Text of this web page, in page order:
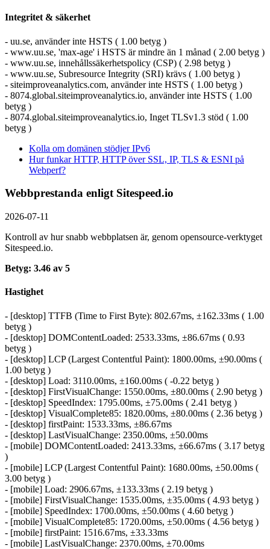
Integritet & säkerhet
- uu.se, använder inte HSTS ( 1.00 betyg )
- www.uu.se, 'max-age' i HSTS är mindre än 1 månad ( 2.00 betyg )
- www.uu.se, innehållssäkerhetspolicy (CSP) ( 2.98 betyg )
- www.uu.se, Subresource Integrity (SRI) krävs ( 1.00 betyg )
- siteimproveanalytics.com, använder inte HSTS ( 1.00 betyg )
- 8074.global.siteimproveanalytics.io, använder inte HSTS ( 1.00
betyg )
- 8074.global.siteimproveanalytics.io, Inget TLSv1.3 stöd ( 1.00
betyg )
Kolla om domänen stödjer IPv6
Hur funkar HTTP, HTTP över SSL, IP, TLS & ESNI på
Webperf?
Webbprestanda enligt Sitespeed.io
2026-07-11
Kontroll av hur snabb webbplatsen är, genom opensource-verktyget
Sitespeed.io.
Betyg: 3.46 av 5
Hastighet
- [desktop] TTFB (Time to First Byte): 802.67ms, ±162.33ms ( 1.00
betyg )
- [desktop] DOMContentLoaded: 2533.33ms, ±86.67ms ( 0.93
betyg )
- [desktop] LCP (Largest Contentful Paint): 1800.00ms, ±90.00ms (
1.00 betyg )
- [desktop] Load: 3110.00ms, ±160.00ms ( -0.22 betyg )
- [desktop] FirstVisualChange: 1550.00ms, ±80.00ms ( 2.90 betyg )
- [desktop] SpeedIndex: 1795.00ms, ±75.00ms ( 2.41 betyg )
- [desktop] VisualComplete85: 1820.00ms, ±80.00ms ( 2.36 betyg )
- [desktop] firstPaint: 1533.33ms, ±86.67ms
- [desktop] LastVisualChange: 2350.00ms, ±50.00ms
- [mobile] DOMContentLoaded: 2413.33ms, ±66.67ms ( 3.17 betyg
)
- [mobile] LCP (Largest Contentful Paint): 1680.00ms, ±50.00ms (
3.00 betyg )
- [mobile] Load: 2906.67ms, ±133.33ms ( 2.19 betyg )
- [mobile] FirstVisualChange: 1535.00ms, ±35.00ms ( 4.93 betyg )
- [mobile] SpeedIndex: 1700.00ms, ±50.00ms ( 4.60 betyg )
- [mobile] VisualComplete85: 1720.00ms, ±50.00ms ( 4.56 betyg )
- [mobile] firstPaint: 1516.67ms, ±33.33ms
- [mobile] LastVisualChange: 2370.00ms, ±70.00ms